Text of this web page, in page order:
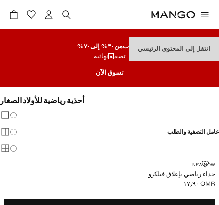
انتقل إلى المحتوى الرئيسيتنزيلاتمن٣٠% إلى٧٠%
تصفية نهائية
تسوق الآن
أحذية رياضية للأولاد الصغار
عامل التصفية والطلب
NEW NOW
حذاء رياضي بإغلاق فيلكرو
حذاء رياضي بإغلاق فيلكرو
السعر الحالي [OMR ١٧٫٩٠ ]
OMR ١٧٫٩٠